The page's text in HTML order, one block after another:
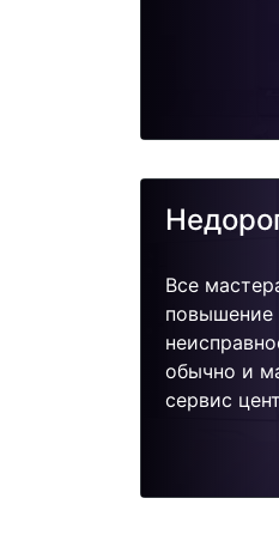
Все
повышение
обычно и
сервис